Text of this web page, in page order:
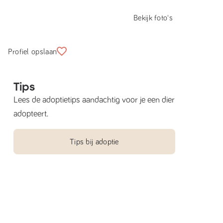
Bekijk foto's
Profiel opslaan
Tips
Lees de adoptietips aandachtig voor je een dier
adopteert.
Tips bij adoptie